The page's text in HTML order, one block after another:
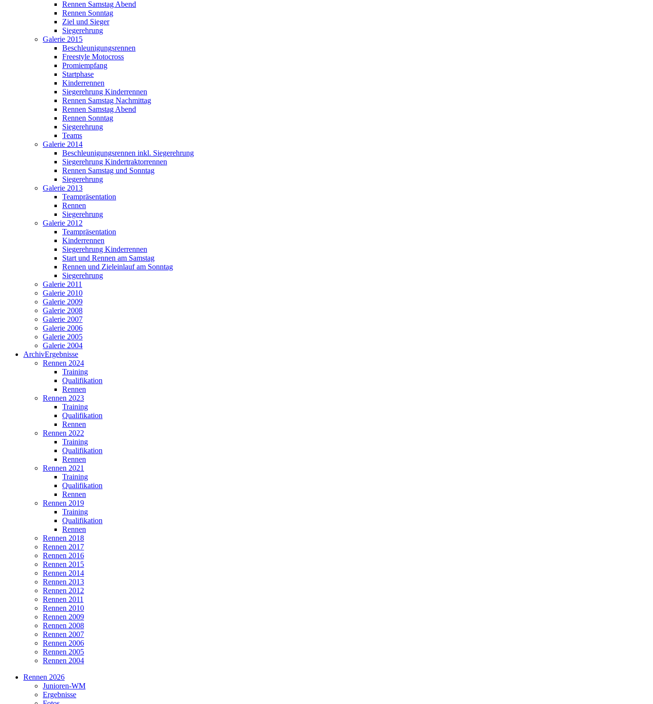
Rennen Samstag Abend
Rennen Sonntag
Ziel und Sieger
Siegerehrung
Galerie 2015
Beschleunigungsrennen
Freestyle Motocross
Promiempfang
Startphase
Kinderrennen
Siegerehrung Kinderrennen
Rennen Samstag Nachmittag
Rennen Samstag Abend
Rennen Sonntag
Siegerehrung
Teams
Galerie 2014
Beschleunigungsrennen inkl. Siegerehrung
Siegerehrung Kindertraktorrennen
Rennen Samstag und Sonntag
Siegerehrung
Galerie 2013
Teampräsentation
Rennen
Siegerehrung
Galerie 2012
Teampräsentation
Kinderrennen
Siegerehrung Kinderrennen
Start und Rennen am Samstag
Rennen und Zieleinlauf am Sonntag
Siegerehrung
Galerie 2011
Galerie 2010
Galerie 2009
Galerie 2008
Galerie 2007
Galerie 2006
Galerie 2005
Galerie 2004
ArchivErgebnisse
Rennen 2024
Training
Qualifikation
Rennen
Rennen 2023
Training
Qualifikation
Rennen
Rennen 2022
Training
Qualifikation
Rennen
Rennen 2021
Training
Qualifikation
Rennen
Rennen 2019
Training
Qualifikation
Rennen
Rennen 2018
Rennen 2017
Rennen 2016
Rennen 2015
Rennen 2014
Rennen 2013
Rennen 2012
Rennen 2011
Rennen 2010
Rennen 2009
Rennen 2008
Rennen 2007
Rennen 2006
Rennen 2005
Rennen 2004
Rennen 2026
Junioren-WM
Ergebnisse